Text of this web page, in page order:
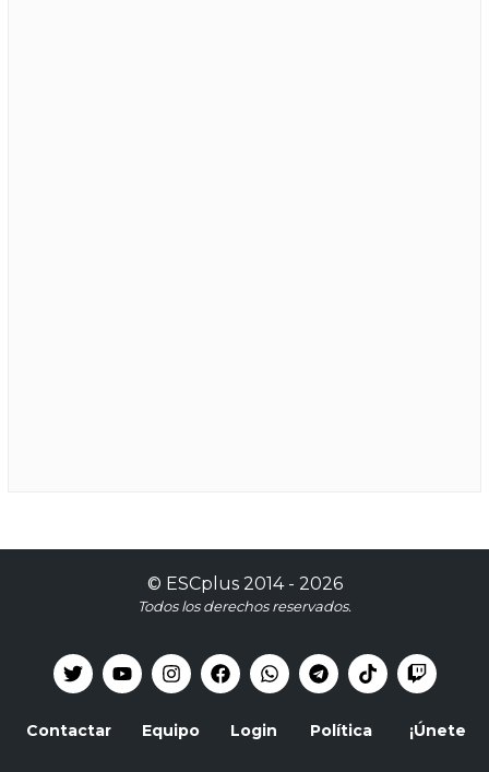
© ESCplus2014 - 2026
Todos los derechos reservados.
Contactar Equipo Login Política ¡Únete